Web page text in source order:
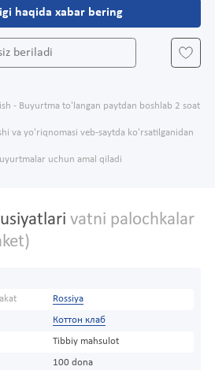
haqida xabar bering
beriladi
- Buyurtma to'langan paytdan boshlab 2 soat
va yo'riqnomasi veb-saytda ko'rsatilganidan
uchun amal qiladi
vatni palochkalar
Rossiya
Коттон клаб
Tibbiy mahsulot
100 dona